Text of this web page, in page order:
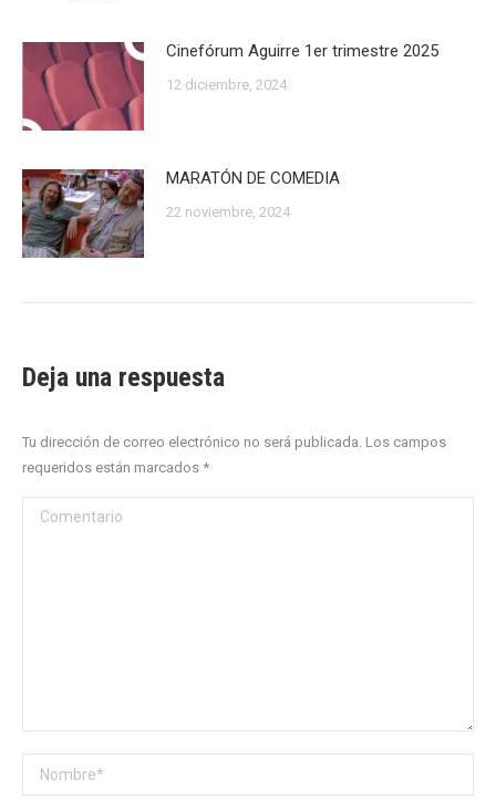
Cinefórum Aguirre 1er trimestre 2025
12 diciembre, 2024
MARATÓN DE COMEDIA
22 noviembre, 2024
Deja una respuesta
Tu dirección de correo electrónico no será publicada. Los campos
requeridos están marcados *
Comentario
Nombre *